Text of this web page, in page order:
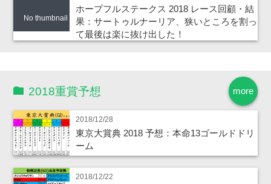
No thumbnail
ホープフルステークス 2018 レース回顧・結
果：サートゥルナーリア、狭いところを割っ
て最後は楽に抜け出した！
more
2018重賞予想
2018/12/28
東京大賞典 2018 予想：本命13ゴールドドリ
ーム
2018/12/22